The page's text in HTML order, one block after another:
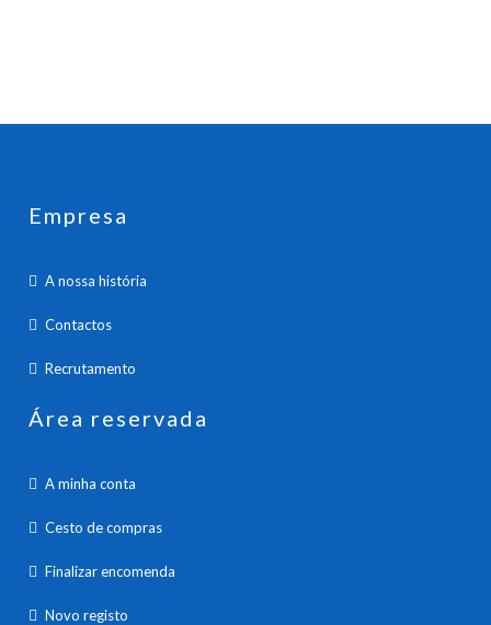
Empresa
A nossa história
Contactos
Recrutamento
Área reservada
A minha conta
Cesto de compras
Finalizar encomenda
Novo registo